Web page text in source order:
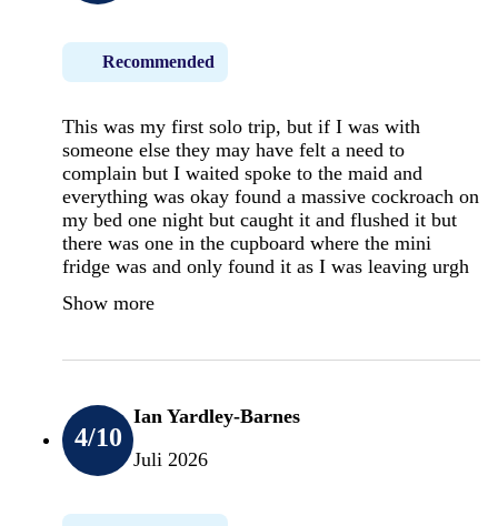
Recommended
This was my first solo trip, but if I was with
someone else they may have felt a need to
complain but I waited spoke to the maid and
everything was okay found a massive cockroach on
my bed one night but caught it and flushed it but
there was one in the cupboard where the mini
fridge was and only found it as I was leaving urgh
Show more
4/10
Ian Yardley-Barnes
Juli 2026